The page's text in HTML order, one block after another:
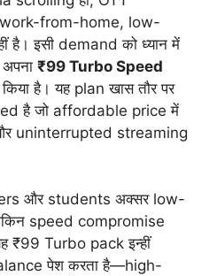
from-home, low-
है। इसी demand को ध्यान में
₹99 Turbo Speed
है। यह plan खास तौर पर
है जो affordable price में
uninterrupted streaming
और students अक्सर low-
speed compromise
₹99 Turbo pack इन्हीं
पेश करता है—high-